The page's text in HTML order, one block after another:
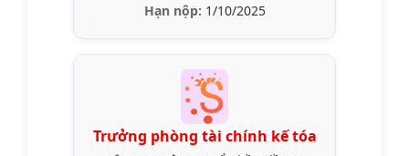
Hạn nộp: 1/10/2025
Trưởng phòng tài chính kế tóa